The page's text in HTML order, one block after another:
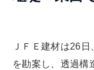
ＪＦＥ建材は26
を勘案し、透過